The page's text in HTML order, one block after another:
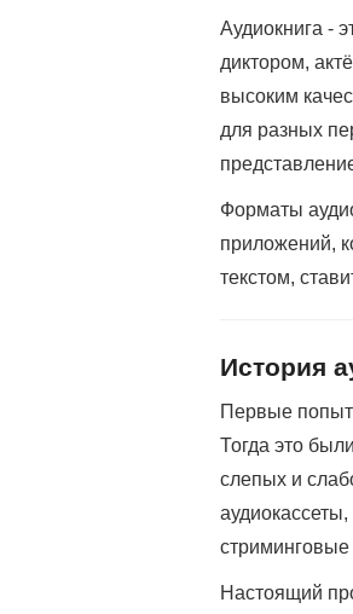
Аудиокнига -
диктором,
высоким
для разных
Форматы
приложений,
текстом,
История
Первые
Тогда это
слепых и
Настоящий